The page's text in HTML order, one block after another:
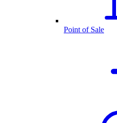
Point of Sale